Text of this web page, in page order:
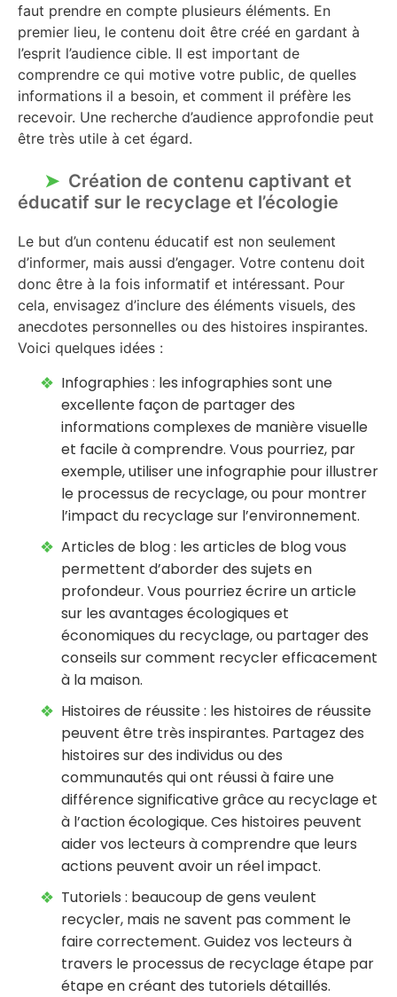
faut prendre en compte plusieurs éléments. En
premier lieu, le contenu doit être créé en gardant à
l’esprit l’audience cible. Il est important de
comprendre ce qui motive votre public, de quelles
informations il a besoin, et comment il préfère les
recevoir. Une recherche d’audience approfondie peut
être très utile à cet égard.
Création de contenu captivant et
éducatif sur le recyclage et l’écologie
Le but d’un contenu éducatif est non seulement
d’informer, mais aussi d’engager. Votre contenu doit
donc être à la fois informatif et intéressant. Pour
cela, envisagez d’inclure des éléments visuels, des
anecdotes personnelles ou des histoires inspirantes.
Voici quelques idées :
Infographies : les infographies sont une
excellente façon de partager des
informations complexes de manière visuelle
et facile à comprendre. Vous pourriez, par
exemple, utiliser une infographie pour illustrer
le processus de recyclage, ou pour montrer
l’impact du recyclage sur l’environnement.
Articles de blog : les articles de blog vous
permettent d’aborder des sujets en
profondeur. Vous pourriez écrire un article
sur les avantages écologiques et
économiques du recyclage, ou partager des
conseils sur comment recycler efficacement
à la maison.
Histoires de réussite : les histoires de réussite
peuvent être très inspirantes. Partagez des
histoires sur des individus ou des
communautés qui ont réussi à faire une
différence significative grâce au recyclage et
à l’action écologique. Ces histoires peuvent
aider vos lecteurs à comprendre que leurs
actions peuvent avoir un réel impact.
Tutoriels : beaucoup de gens veulent
recycler, mais ne savent pas comment le
faire correctement. Guidez vos lecteurs à
travers le processus de recyclage étape par
étape en créant des tutoriels détaillés.